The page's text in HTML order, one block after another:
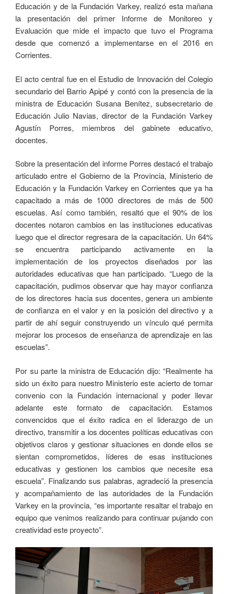
Educación y de la Fundación Varkey, realizó esta mañana
la presentación del primer Informe de Monitoreo y
Evaluación que mide el impacto que tuvo el Programa
desde que comenzó a implementarse en el 2016 en
Corrientes.
El acto central fue en el Estudio de Innovación del Colegio
secundario del Barrio Apipé y contó con la presencia de la
ministra de Educación Susana Benítez, subsecretario de
Educación Julio Navias, director de la Fundación Varkey
Agustín Porres, miembros del gabinete educativo,
docentes.
Sobre la presentación del informe Porres destacó el trabajo
articulado entre el Gobierno de la Provincia, Ministerio de
Educación y la Fundación Varkey en Corrientes que ya ha
capacitado a más de 1000 directores de más de 500
escuelas. Así como también, resaltó que el 90% de los
docentes notaron cambios en las instituciones educativas
luego que el director regresara de la capacitación. Un 64%
se encuentra participando activamente en la
implementación de los proyectos diseñados por las
autoridades educativas que han participado. “Luego de la
capacitación, pudimos observar que hay mayor confianza
de los directores hacia sus docentes, genera un ambiente
de confianza en el valor y en la posición del directivo y a
partir de ahí seguir construyendo un vínculo qué permita
mejorar los procesos de enseñanza de aprendizaje en las
escuelas”.
Por su parte la ministra de Educación dijo: “Realmente ha
sido un éxito para nuestro Ministerio este acierto de tomar
convenio con la Fundación internacional y poder llevar
adelante este formato de capacitación. Estamos
convencidos que el éxito radica en el liderazgo de un
directivo, transmitir a los docentes políticas educativas con
objetivos claros y gestionar situaciones en donde ellos se
sientan comprometidos, líderes de esas instituciones
educativas y gestionen los cambios que necesite esa
escuela”. Finalizando sus palabras, agradeció la presencia
y acompañamiento de las autoridades de la Fundación
Varkey en la provincia, “es importante resaltar el trabajo en
equipo que venimos realizando para continuar pujando con
creatividad este proyecto”.